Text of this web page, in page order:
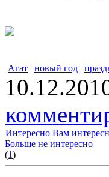
Агат | новый год |
Интересно Вам
Больше не интересно
(1)